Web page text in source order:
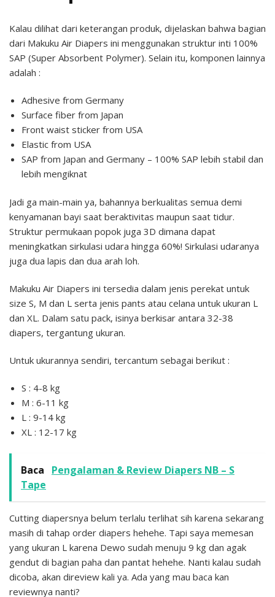
Kalau dilihat dari keterangan produk, dijelaskan bahwa bagian
dari Makuku Air Diapers ini menggunakan struktur inti 100%
SAP (Super Absorbent Polymer). Selain itu, komponen lainnya
adalah :
Adhesive from Germany
Surface fiber from Japan
Front waist sticker from USA
Elastic from USA
SAP from Japan and Germany – 100% SAP lebih stabil dan
lebih mengiknat
Jadi ga main-main ya, bahannya berkualitas semua demi
kenyamanan bayi saat beraktivitas maupun saat tidur.
Struktur permukaan popok juga 3D dimana dapat
meningkatkan sirkulasi udara hingga 60%! Sirkulasi udaranya
juga dua lapis dan dua arah loh.
Makuku Air Diapers ini tersedia dalam jenis perekat untuk
size S, M dan L serta jenis pants atau celana untuk ukuran L
dan XL. Dalam satu pack, isinya berkisar antara 32-38
diapers, tergantung ukuran.
Untuk ukurannya sendiri, tercantum sebagai berikut :
S : 4-8 kg
M : 6-11 kg
L : 9-14 kg
XL : 12-17 kg
Baca
Pengalaman & Review Diapers NB – S
Tape
Cutting diapersnya belum terlalu terlihat sih karena sekarang
masih di tahap order diapers hehehe. Tapi saya memesan
yang ukuran L karena Dewo sudah menuju 9 kg dan agak
gendut di bagian paha dan pantat hehehe. Nanti kalau sudah
dicoba, akan direview kali ya. Ada yang mau baca kan
reviewnya nanti?